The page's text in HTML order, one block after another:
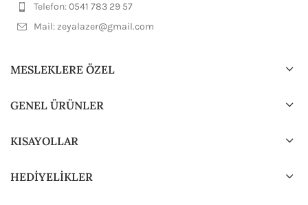
Telefon: 0541 783 29 57
Mail:zeyalazer@gmail.com
MESLEKLERE ÖZEL
GENEL ÜRÜNLER
KISAYOLLAR
HEDİYELİKLER